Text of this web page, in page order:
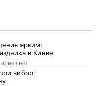
ярким:
в Киеве
нет
виборі